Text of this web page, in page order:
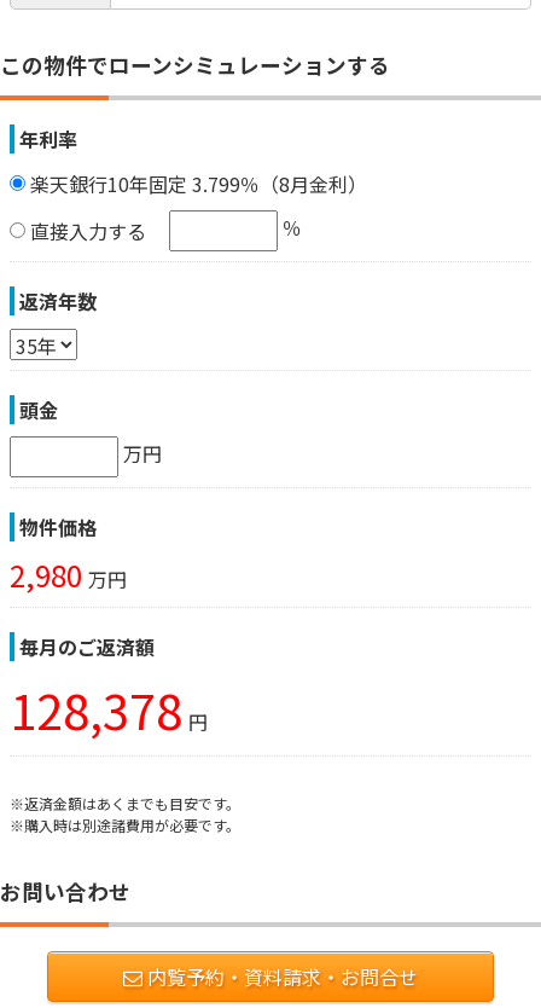
この物件でローンシミュレーションする
年利率
楽天銀行10年固定 3.799％（8月金利）
直接入力する
％
返済年数
頭金
万円
物件価格
2,980 万円
毎月のご返済額
128,378 円
※返済金額はあくまでも目安です。
※購入時は別途諸費用が必要です。
お問い合わせ
内覧予約・資料請求・お問合せ